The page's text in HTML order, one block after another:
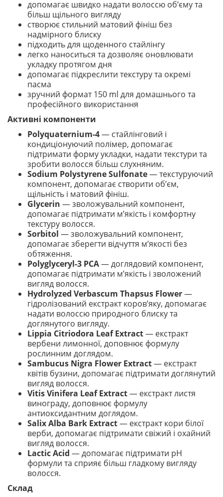
допомагає швидко надати волоссю об’єму та
більш щільного вигляду
створює стильний матовий фініш без
надмірного блиску
підходить для щоденного стайлінгу
легко наноситься та дозволяє оновлювати
укладку протягом дня
допомагає підкреслити текстуру та окремі
пасма
зручний формат 150 ml для домашнього та
професійного використання
Активні компоненти
Polyquaternium-4— стайлінговий і
кондиціонуючий полімер, допомагає
підтримати форму укладки, надати текстури та
зробити волосся більш слухняним.
Sodium Polystyrene Sulfonate— текстуруючий
компонент, допомагає створити об’єм,
щільність і матовий фініш.
Glycerin — зволожувальний компонент,
допомагає підтримати м’якість і комфортну
текстуру волосся.
Sorbitol — зволожувальний компонент,
допомагає зберегти відчуття м’якості без
обтяження.
Polyglyceryl-3 PCA— доглядовий компонент,
допомагає підтримати м’якість і зволожений
вигляд волосся.
Hydrolyzed Verbascum Thapsus Flower—
гідролізований екстракт коров’яку, допомагає
надати волоссю природного блиску та
доглянутого вигляду.
Lippia Citriodora Leaf Extract— екстракт
вербени лимонної, доповнює формулу
рослинним доглядом.
Sambucus Nigra Flower Extract— екстракт
квітів бузини, допомагає підтримати доглянутий
вигляд волосся.
Vitis Vinifera Leaf Extract— екстракт листя
винограду, доповнює формулу
антиоксидантним доглядом.
Salix Alba Bark Extract— екстракт кори білої
верби, допомагає підтримати свіжий і охайний
вигляд волосся.
Lactic Acid — допомагає підтримати pH
формули та сприяє більш гладкому вигляду
волосся.
Склад